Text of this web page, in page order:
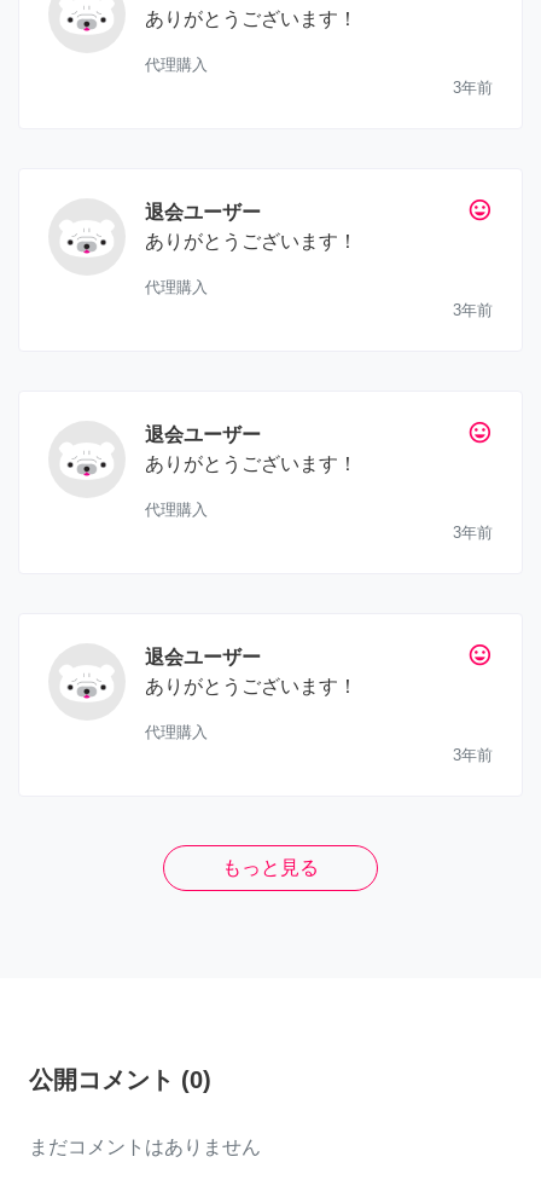
ありがとうございます！
代理購入
3年前
tag_faces
退会ユーザー
ありがとうございます！
代理購入
3年前
tag_faces
退会ユーザー
ありがとうございます！
代理購入
3年前
tag_faces
退会ユーザー
ありがとうございます！
代理購入
3年前
もっと見る
公開コメント (0)
まだコメントはありません